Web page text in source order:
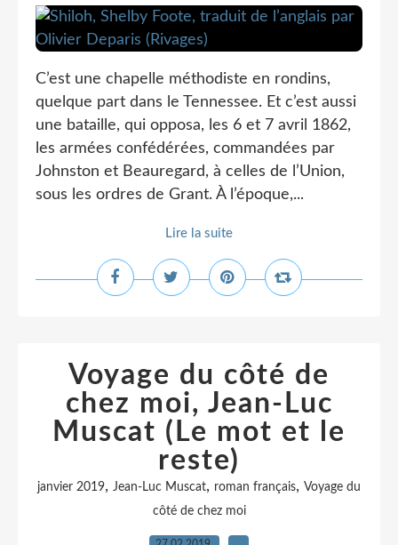
C’est une chapelle méthodiste en rondins,
quelque part dans le Tennessee. Et c’est aussi
une bataille, qui opposa, les 6 et 7 avril 1862,
les armées confédérées, commandées par
Johnston et Beauregard, à celles de l’Union,
sous les ordres de Grant. À l’époque,...
Lire la suite
Voyage du côté de
chez moi, Jean-Luc
Muscat (Le mot et le
reste)
janvier 2019, Jean-Luc Muscat, roman français, Voyage du
côté de chez moi